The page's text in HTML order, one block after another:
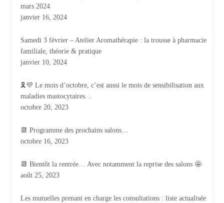
mars 2024
janvier 16, 2024
Samedi 3 février – Atelier Aromathérapie : la trousse à pharmacie
familiale, théorie & pratique
janvier 10, 2024
🎗💜 Le mois d’octobre, c’est aussi le mois de sensibilisation aux
maladies mastocytaires…
octobre 20, 2023
📆 Programme des prochains salons…
octobre 16, 2023
📆 Bientôt la rentrée… Avec notamment la reprise des salons 🤩
août 25, 2023
Les mutuelles prenant en charge les consultations : liste actualisée